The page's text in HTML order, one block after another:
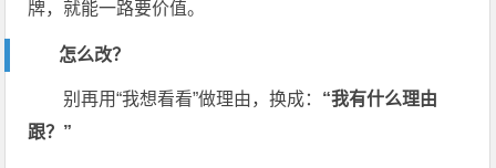
牌，就能一路要价值。
怎么改？
别再用“我想看看”做理由，换成： “我有什么理由
跟？”